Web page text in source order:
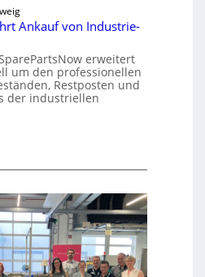
Ankauf von Industrie-
erweitert
um den professionellen
Restposten und
der industriellen